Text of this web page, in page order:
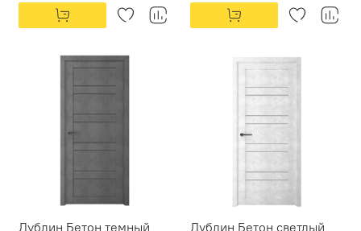
Дублин Бетон темный
Дублин Бетон светлый